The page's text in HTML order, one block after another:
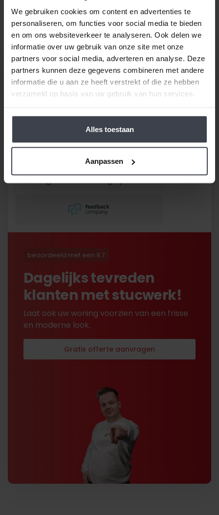
We gebruiken cookies om content en advertenties te
personaliseren, om functies voor social media te bieden
en om ons websiteverkeer te analyseren. Ook delen we
informatie over uw gebruik van onze site met onze
partners voor social media, adverteren en analyse. Deze
partners kunnen deze gegevens combineren met andere
informatie die u aan ze heeft verstrekt of die ze hebben
verzameld op basis van uw gebruik van hun services.
Alles toestaan
Aanpassen
Gewoon bij u thuis, voor een echte Slegers
Spuitwerken prijs.
9.8 / 10 116 reviews
9/10 Rob
Goed bedrijf waar
korting gekregen. Duurde
lang eer ik de sleutel
met excuses , maar na
is alles toch na
beoordeeld met een 9.7
Dagelijks tevreden
klanten met stucwerk!
Laat ook uw woning voorzien van een frisse
en moderne look.
Gratis offerte aanvragen